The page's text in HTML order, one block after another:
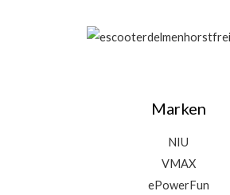
Marken
NIU
VMAX
ePowerFun